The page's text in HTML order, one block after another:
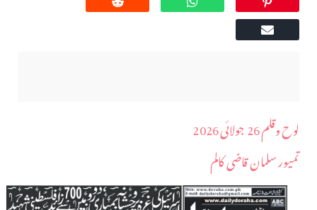
لوح وقلم 26 جولائی 2026
تمیور سلمان قاضی کالم